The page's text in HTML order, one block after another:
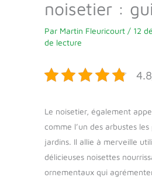
noisetier :
Par Martin Fleuricourt / 12
de lecture
Le noisetier, également
comme l’un des arbustes
jardins. Il allie à merveille
délicieuses noisettes
ornementaux qui